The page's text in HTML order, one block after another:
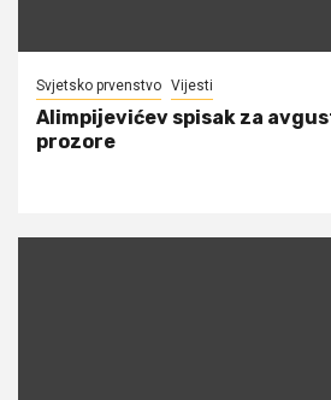
Svjetsko prvenstvo Vijesti
Alimpijevićev spisak za
prozore